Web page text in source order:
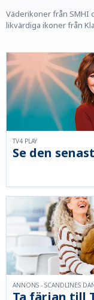
Väderikoner från SMHI
likvärdiga ikoner från
Se den
TV4 PLAY
ANNONS - SCANDLINES